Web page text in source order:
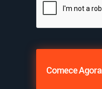
Comece Agora